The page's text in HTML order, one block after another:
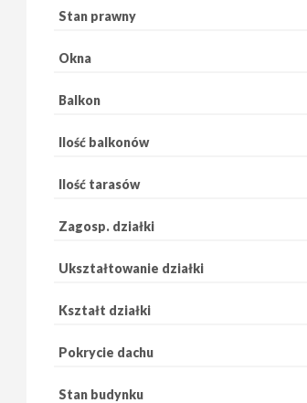
Stan prawny
Okna
Balkon
Ilość balkonów
Ilość tarasów
Zagosp. działki
Ukształtowanie działki
Kształt działki
Pokrycie dachu
Stan budynku